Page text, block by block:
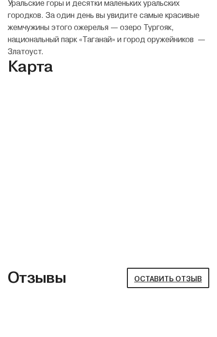
Уральские горы и десятки маленьких уральских
городков. За один день вы увидите самые красивые
жемчужины этого ожерелья — озеро Тургояк,
национальный парк «Таганай» и город оружейников —
Златоуст.
Карта
Отзывы ОСТАВИТЬ ОТЗЫВ